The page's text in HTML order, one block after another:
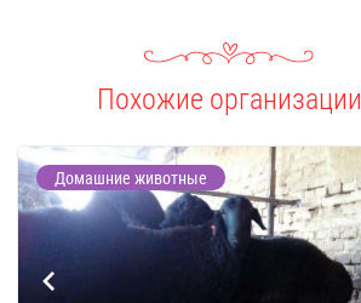
Похожие организации
Домашние животные